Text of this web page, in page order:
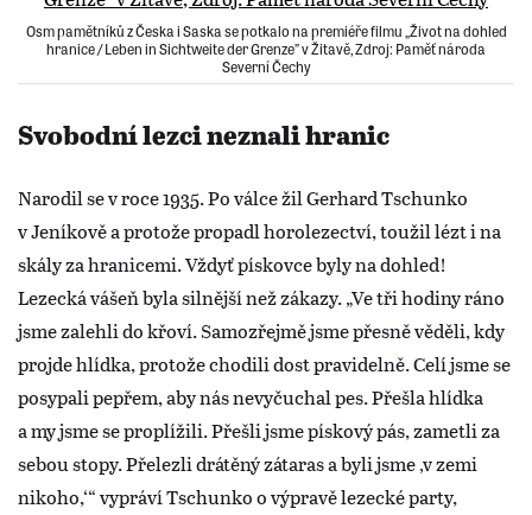
Osm pamětníků z Česka i Saska se potkalo na premiéře filmu „Život na dohled
hranice / Leben in Sichtweite der Grenze” v Žitavě, Zdroj: Paměť národa
Severní Čechy
Svobodní lezci neznali hranic
Narodil se v roce 1935. Po válce žil Gerhard Tschunko
v Jeníkově a protože propadl horolezectví, toužil lézt i na
skály za hranicemi. Vždyť pískovce byly na dohled!
Lezecká vášeň byla silnější než zákazy. „Ve tři hodiny ráno
jsme zalehli do křoví. Samozřejmě jsme přesně věděli, kdy
projde hlídka, protože chodili dost pravidelně. Celí jsme se
posypali pepřem, aby nás nevyčuchal pes. Přešla hlídka
a my jsme se proplížili. Přešli jsme pískový pás, zametli za
sebou stopy. Přelezli drátěný zátaras a byli jsme ‚v zemi
nikoho,‘“ vypráví Tschunko o výpravě lezecké party,